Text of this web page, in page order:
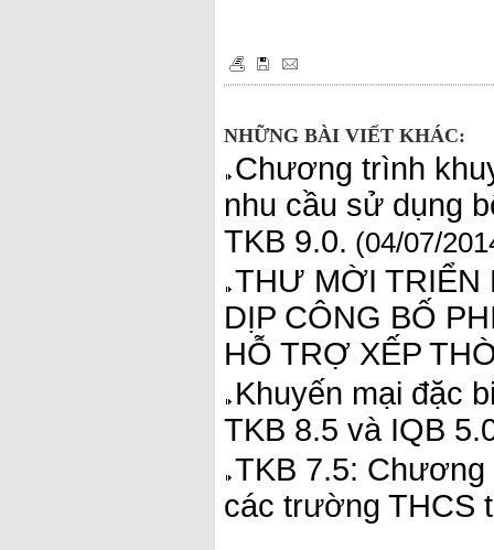
NHỮNG BÀI VIẾT KHÁC:
Chương trình
nhu cầu sử dụng
TKB 9.0. (04/07/
THƯ MỜI TRIỂN
DỊP CÔNG BỐ
HỖ TRỢ XẾP
Khuyến mại đặc
TKB 8.5 và IQB
TKB 7.5: Chương
các trường THCS